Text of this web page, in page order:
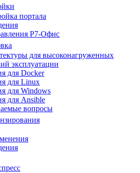
портала
Р7-Офис
для высоконагруженных
эксплуатации
для Docker
для Linux
для Windows
для Ansible
вопросы